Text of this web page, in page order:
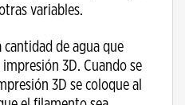
variables.
cantidad de agua que
3D. Cuando se
3D se coloque al